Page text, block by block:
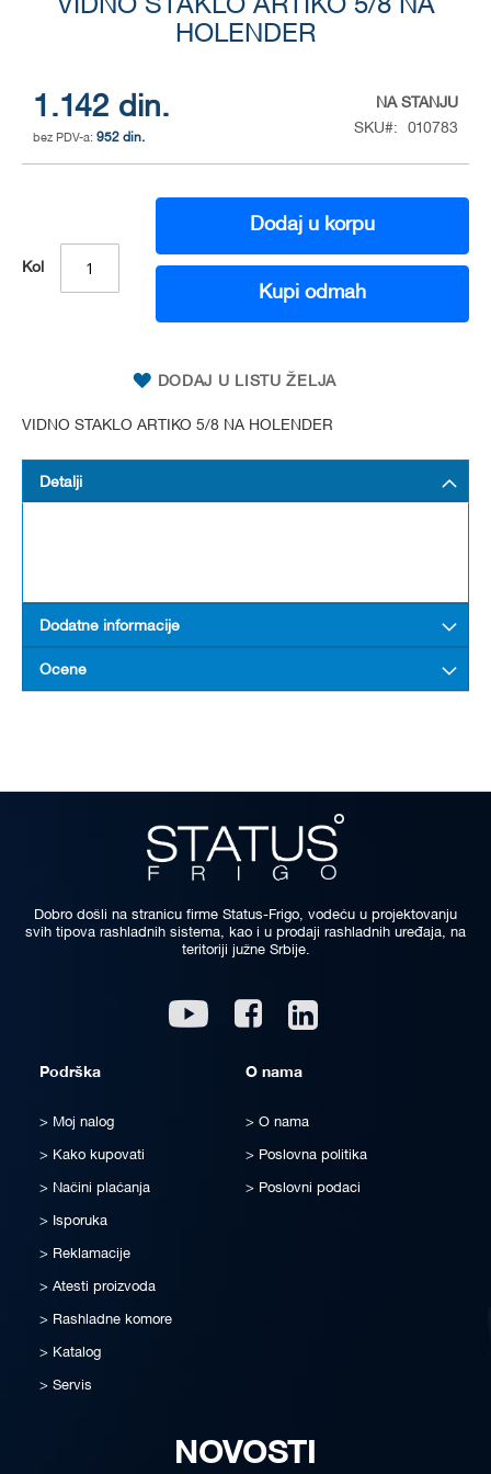
VIDNO STAKLO ARTIKO 5/8 NA
HOLENDER
1.142 din.
952 din.
NA STANJU
SKU
010783
Kol
Dodaj u korpu
Kupi odmah
DODAJ U LISTU ŽELJA
VIDNO STAKLO ARTIKO 5/8 NA HOLENDER
images
gallery
Detalji
Dodatne informacije
Ocene
Dobro došli na stranicu firme Status-Frigo, vodeću u projektovanju
svih tipova rashladnih sistema, kao i u prodaji rashladnih uređaja, na
teritoriji južne Srbije.
Youtube Facebook
Podrška
Moj nalog
Kako kupovati
Načini plaćanja
Isporuka
Reklamacije
Atesti proizvoda
Rashladne komore
Katalog
Servis
O nama
O nama
Poslovna politika
Poslovni podaci
NOVOSTI